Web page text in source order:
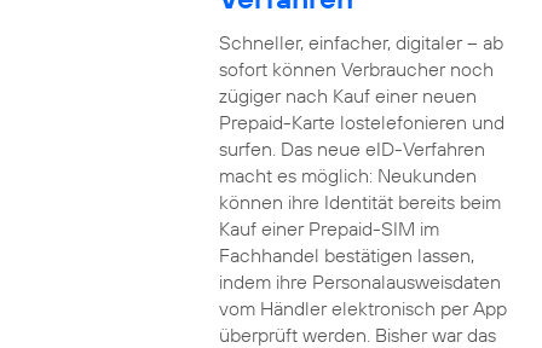
Schneller, einfacher, digitaler – ab
sofort können Verbraucher noch
zügiger nach Kauf einer neuen
Prepaid-Karte lostelefonieren und
surfen. Das neue eID-Verfahren
macht es möglich: Neukunden
können ihre Identität bereits beim
Kauf einer Prepaid-SIM im
Fachhandel bestätigen lassen,
indem ihre Personalausweisdaten
vom Händler elektronisch per App
überprüft werden. Bisher war das